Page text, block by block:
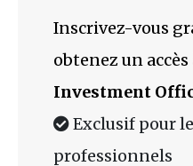
Inscrivez-vous
obtenez un accès
Investment
Exclusif pour
professionnels